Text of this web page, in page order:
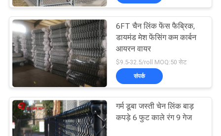
6FT चैन लिंक फेंस फैब्रिक,
डायमंड मेश फेंसिंग कम कार्बन
आयरन वायर
$9.5-32.5/roll MOQ:50 सेट
संपर्क
गर्म डूबा जस्ती चेन लिंक बाड़
कपड़े 6 फुट काले रंग 9 गेज